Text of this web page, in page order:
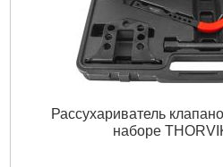
Рассухариватель
наборе